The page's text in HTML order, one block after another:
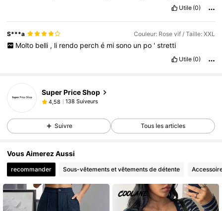
Utile (0)
S***a Couleur: Rose vif / Taille: XXL
Molto belli , li rendo perch é mi sono un po ' stretti
Utile (0)
Super Price Shop
4,58 138 Suiveurs
Suivre Tous les articles
Vous Aimerez Aussi
recommander Sous-vêtements et vêtements de détente